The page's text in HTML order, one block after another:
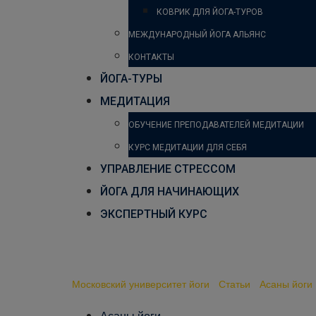
КОВРИК ДЛЯ ЙОГА-ТУРОВ
МЕЖДУНАРОДНЫЙ ЙОГА АЛЬЯНС
КОНТАКТЫ
ЙОГА-ТУРЫ
МЕДИТАЦИЯ
ОБУЧЕНИЕ ПРЕПОДАВАТЕЛЕЙ МЕДИТАЦИИ
КУРС МЕДИТАЦИИ ДЛЯ СЕБЯ
УПРАВЛЕНИЕ СТРЕССОМ
ЙОГА ДЛЯ НАЧИНАЮЩИХ
ЭКСПЕРТНЫЙ КУРС
Московский университет йоги Статьи Асаны йоги